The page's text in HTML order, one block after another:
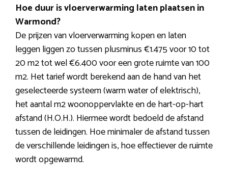
Hoe duur is vloerverwarming laten plaatsen in
Warmond?
De prijzen van vloerverwarming kopen en laten
leggen liggen zo tussen plusminus €1.475 voor 10 tot
20 m2 tot wel €6.400 voor een grote ruimte van 100
m2. Het tarief wordt berekend aan de hand van het
geselecteerde systeem (warm water of elektrisch),
het aantal m2 woonoppervlakte en de hart-op-hart
afstand (H.O.H.). Hiermee wordt bedoeld de afstand
tussen de leidingen. Hoe minimaler de afstand tussen
de verschillende leidingen is, hoe effectiever de ruimte
wordt opgewarmd.